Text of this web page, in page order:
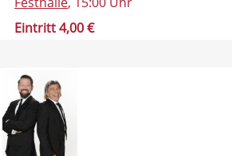
Eintritt 4,00 €